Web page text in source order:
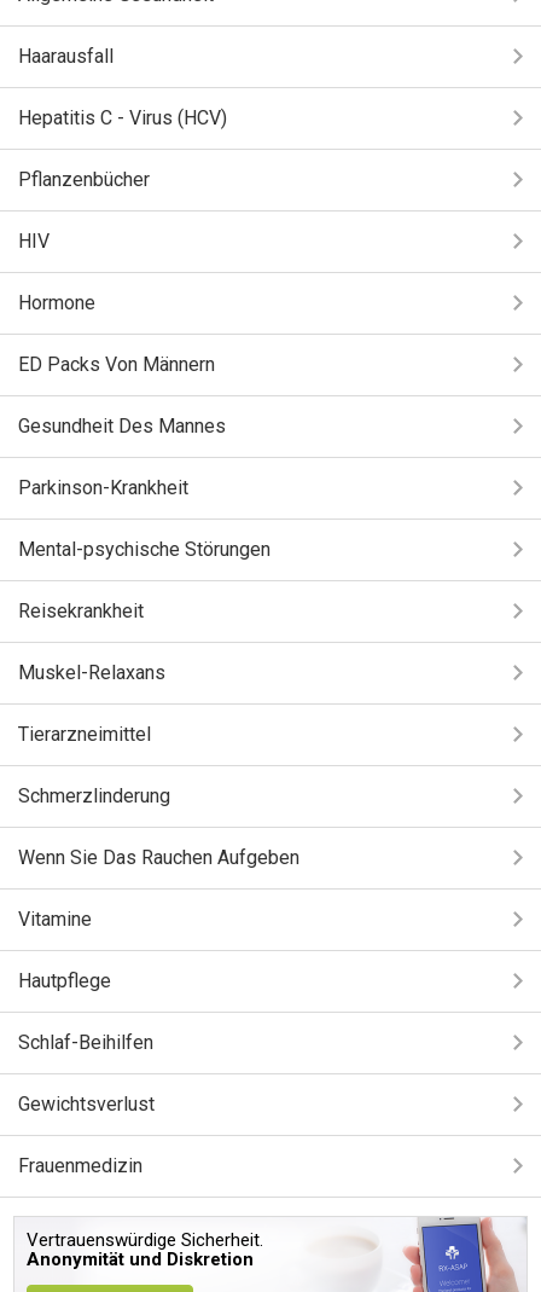
Haarausfall
Hepatitis C - Virus (HCV)
Pflanzenbücher
HIV
Hormone
ED Packs Von Männern
Gesundheit Des Mannes
Parkinson-Krankheit
Mental-psychische Störungen
Reisekrankheit
Muskel-Relaxans
Tierarzneimittel
Schmerzlinderung
Wenn Sie Das Rauchen Aufgeben
Vitamine
Hautpflege
Schlaf-Beihilfen
Gewichtsverlust
Frauenmedizin
Vertrauenswürdige Sicherheit.
Anonymität und Diskretion